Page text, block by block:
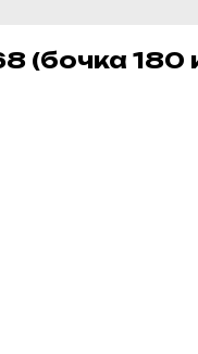
(бочка 180